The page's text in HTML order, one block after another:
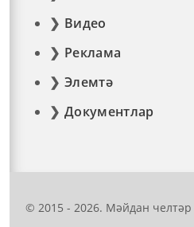
Видео
Реклама
Элемтә
Документлар
© 2015 - 2026. Мәйдан